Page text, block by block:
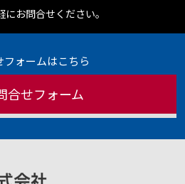
にお問合せください。
フォームはこちら
合せフォーム